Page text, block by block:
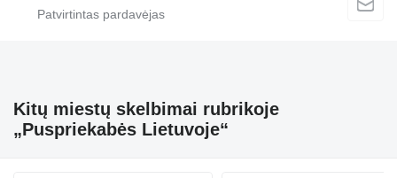
Kitų miestų skelbimai rubrikoje
„Puspriekabės Lietuvoje“